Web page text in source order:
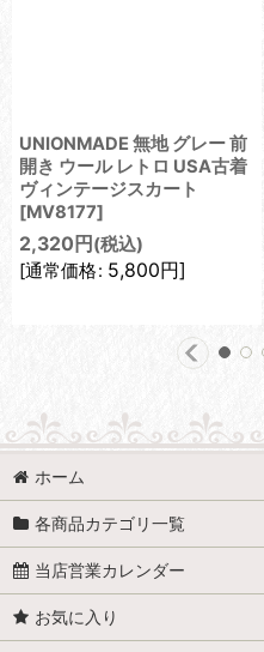
UNIONMADE 無地 グレー 前
開き ウール レトロ USA古着
ヴィンテージスカート
[MV8177]
2,320 円 (税込)
[通常価格: 5,800円]
ホーム
各商品カテゴリ一覧
当店営業カレンダー
お気に入り